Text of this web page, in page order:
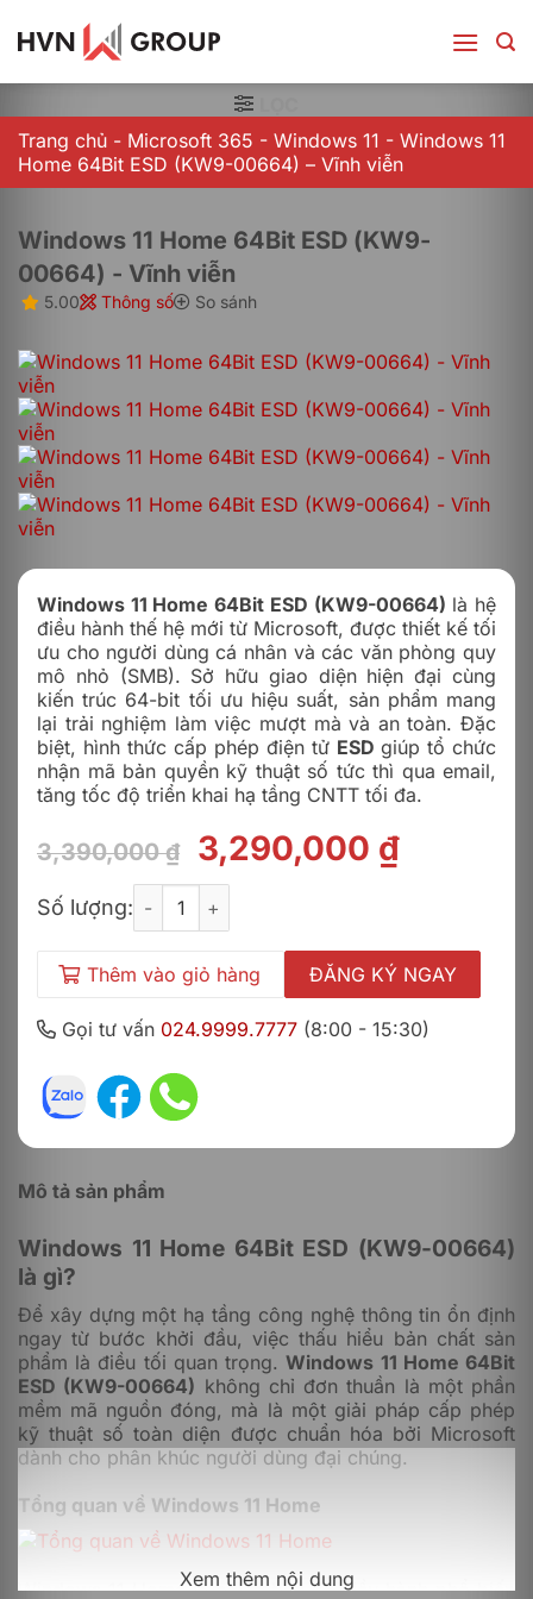
qua
nội
dung
Trang chủ - Microsoft 365 - Windows 11 - Windows 11
Home 64Bit ESD (KW9-00664) – Vĩnh viễn
Windows 11 Home 64Bit ESD (KW9-
00664) - Vĩnh viễn
5.00 Thông số So sánh
Windows 11 Home 64Bit ESD (KW9-00664) là hệ
điều hành thế hệ mới từ Microsoft, được thiết kế tối
ưu cho người dùng cá nhân và các văn phòng quy
mô nhỏ (SMB). Sở hữu giao diện hiện đại cùng
kiến trúc 64-bit tối ưu hiệu suất, sản phẩm mang
lại trải nghiệm làm việc mượt mà và an toàn. Đặc
biệt, hình thức cấp phép điện tử ESD giúp tổ chức
nhận mã bản quyền kỹ thuật số tức thì qua email,
tăng tốc độ triển khai hạ tầng CNTT tối đa.
3,390,000₫
Giá
gốc
là:
3,390,000 ₫.
3,290,000 ₫Giá
là:
Số lượng:
Thêm vào giỏ hàng ĐĂNG KÝ NGAY
Gọi tư vấn 024.9999.7777 (8:00 - 15:30)
Mô tả sản phẩm
Windows 11 Home 64Bit ESD (KW9-00664)
là gì?
Để xây dựng một hạ tầng công nghệ thông tin ổn định
ngay từ bước khởi đầu, việc thấu hiểu bản chất sản
phẩm là điều tối quan trọng.Windows 11 Home 64Bit
ESD (KW9-00664) không chỉ đơn thuần là một phần
mềm mã nguồn đóng, mà là một giải pháp cấp phép
kỹ thuật số toàn diện được chuẩn hóa bởi Microsoft
dành cho phân khúc người dùng đại chúng.
Tổng quan về Windows 11 Home
Windows 11 Home là phiên bản hệ điều hành phổ biến
Xem thêm nội dung